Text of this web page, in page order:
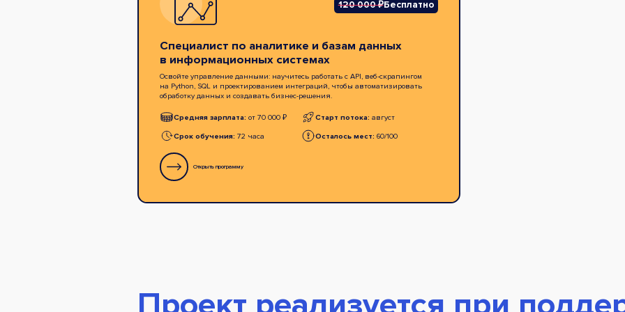
120 000 ₽Бесплатно
Специалист по аналитике и базам данных
в информационных системах
Освойте управление данными: научитесь работать с API, веб-скрапингом
на Python, SQL и проектированием интеграций, чтобы автоматизировать
обработку данных и создавать бизнес-решения.
Средняя зарплата:от 70 000 ₽ Старт потока: август
Срок обучения:72 часа Осталось мест: 60/100
Открыть программу